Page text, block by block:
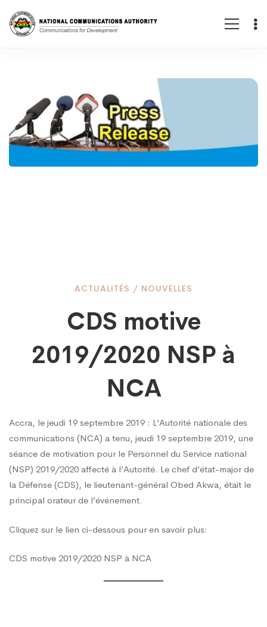
motive
2019/2020
NSP
à
NCA
ACTUALITÉS / NOUVELLES
CDS motive
2019/2020 NSP à
NCA
Accra, le jeudi 19 septembre 2019 : L’Autorité nationale des
communications (NCA) a tenu, jeudi 19 septembre 2019, une
séance de motivation pour le Personnel du Service national
(NSP) 2019/2020 affecté à l’Autorité. Le chef d’état-major de
la Défense (CDS), le lieutenant-général Obed Akwa, était le
principal orateur de l’événement.
Cliquez sur le lien ci-dessous pour en savoir plus:
CDS motive 2019/2020 NSP à NCA